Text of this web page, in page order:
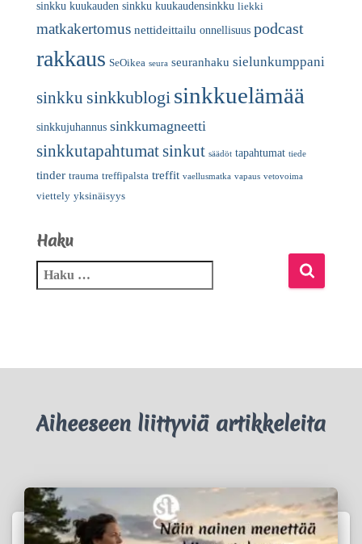
sinkku kuukauden sinkku kuukaudensinkku liekki
matkakertomus nettideittailu onnellisuus podcast
rakkaus SeOikea seura seuranhaku sielunkumppani
sinkku sinkkublogi sinkkuelämää
sinkkujuhannus sinkkumagneetti
sinkkutapahtumatsinkut säädöt tapahtumat tiede
tinder trauma treffipalsta treffit vaellusmatka vapaus vetovoima
viettely yksinäisyys
Haku
Aiheeseen liittyviä artikkeleita